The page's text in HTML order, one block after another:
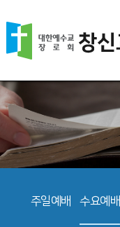
주일예배 수요예배